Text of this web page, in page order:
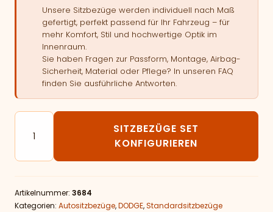
Unsere Sitzbezüge werden individuell nach Maß
gefertigt, perfekt passend für Ihr Fahrzeug – für
mehr Komfort, Stil und hochwertige Optik im
Innenraum.
Sie haben Fragen zur Passform, Montage, Airbag-
Sicherheit, Material oder Pflege? In unseren FAQ
finden Sie ausführliche Antworten.
Autositzbezüge passend für DODGE Challenger
SITZBEZÜGE SET
KONFIGURIEREN
Artikelnummer: 3684
Kategorien: Autositzbezüge,DODGE,Standardsitzbezüge